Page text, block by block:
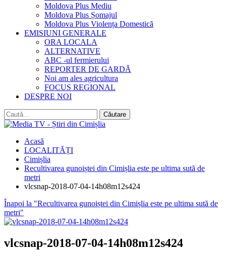
Moldova Plus Mediu
Moldova Plus Șomajul
Moldova Plus Violența Domestică
EMISIUNI GENERALE
ORA LOCALA
ALTERNATIVE
ABC -ul fermierului
REPORTER DE GARDĂ
Noi am ales agricultura
FOCUS REGIONAL
DESPRE NOI
Acasă
LOCALITĂȚI
Cimișlia
Recultivarea gunoiștei din Cimișlia este pe ultima sută de
metri
vlcsnap-2018-07-04-14h08m12s424
Înapoi la "Recultivarea gunoiștei din Cimișlia este pe ultima sută de
metri"
vlcsnap-2018-07-04-14h08m12s424